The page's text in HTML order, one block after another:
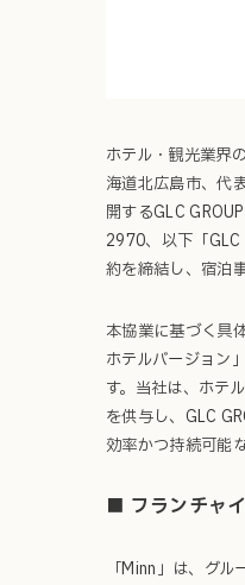
ホテル・観光業界
海道北広島市、代
開するGLC
2970、以下「GLC
約を締結し、宿泊
本協業に基づく具
ホテルバージョン
す。当社は、ホテ
を供与し、GLC
効率かつ持続可能
■ フランチャ
「Minn」は、グ